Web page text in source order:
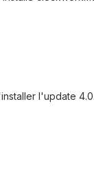
l'update